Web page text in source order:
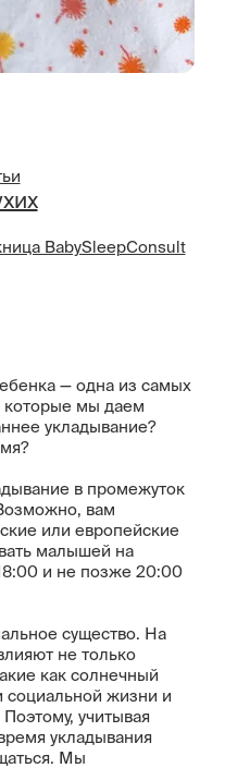
BabySleepConsult
— одна из самых
которые мы даем
укладывание?
в промежуток
вам
или европейские
малышей на
и не позже 20:00
существо. На
не только
как солнечный
социальной жизни и
учитывая
укладывания
Мы